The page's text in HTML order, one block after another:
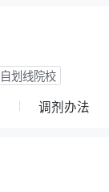
自划线院校
调剂办法